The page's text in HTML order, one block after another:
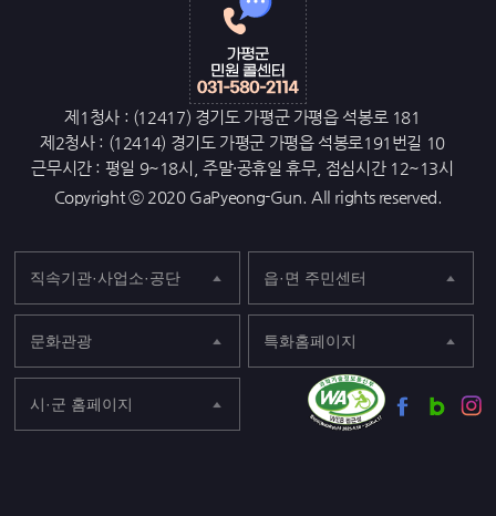
제1청사 : (12417) 경기도 가평군 가평읍 석봉로 181
제2청사 : (12414) 경기도 가평군 가평읍 석봉로191번길 10
근무시간 : 평일 9~18시, 주말·공휴일 휴무, 점심시간 12~13시
Copyright ⓒ 2020 GaPyeong-Gun. All rights reserved.
직속기관·사업소·공단 읍·면 주민센터
문화관광 특화홈페이지
시·군 홈페이지